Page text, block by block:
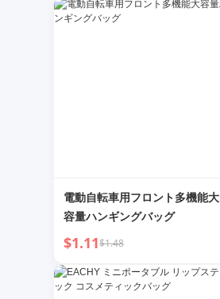
電動自転車用フロント多機能大
容量ハンギングバッグ
$1.11$1.48